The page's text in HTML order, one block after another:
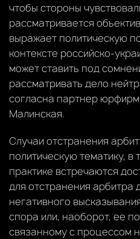
чтобы стороны
рассматривается
выражает политическую
контексте российско-
может ставить под
рассматривать дело
согласна партнер
Малинская.
Случаи отстранения
политическую тематику, в
практике встречаются
для отстранения арбитра
негативного
спора или, наоборот, ее
связанному с процессом